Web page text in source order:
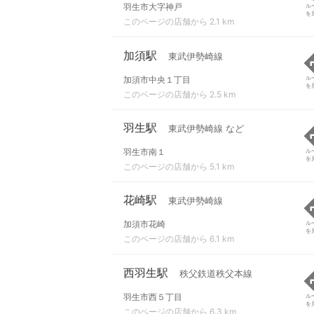
羽生市大字神戸
このページの店舗から 2.1 km
ル
を
加須駅 東武伊勢崎線
加須市中央１丁目
このページの店舗から 2.5 km
ル
を
羽生駅 東武伊勢崎線 など
羽生市南１
このページの店舗から 5.1 km
ル
を
花崎駅 東武伊勢崎線
加須市花崎
このページの店舗から 6.1 km
ル
を
西羽生駅 秩父鉄道秩父本線
羽生市西５丁目
このページの店舗から 6.3 km
ル
を